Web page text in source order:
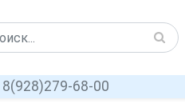
8(928)279-68-00